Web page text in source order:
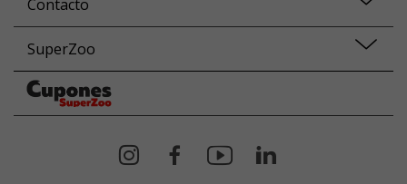
Contacto
SuperZoo